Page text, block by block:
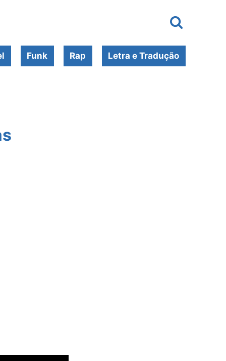
Funk Rap Letra e Tradução